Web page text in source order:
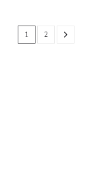
1 2